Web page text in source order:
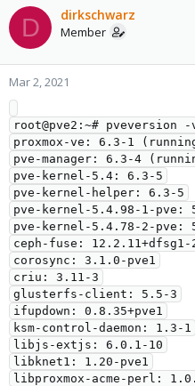
D dirkschwarz
Member
Mar 2, 2021
root@pve2:~# pveversion -
proxmox-ve: 6.3-1
pve-manager: 6.3-4
pve-kernel-5.4: 6.3-5
pve-kernel-helper: 6.3-5
pve-kernel-5.4.98-1-pve:
pve-kernel-5.4.78-2-pve:
ceph-fuse: 12.2.11+dfsg1-
corosync: 3.1.0-pve1
criu: 3.11-3
glusterfs-client: 5.5-3
ifupdown: 0.8.35+pve1
ksm-control-daemon: 1.3-1
libjs-extjs: 6.0.1-10
libknet1: 1.20-pve1
libproxmox-acme-perl: